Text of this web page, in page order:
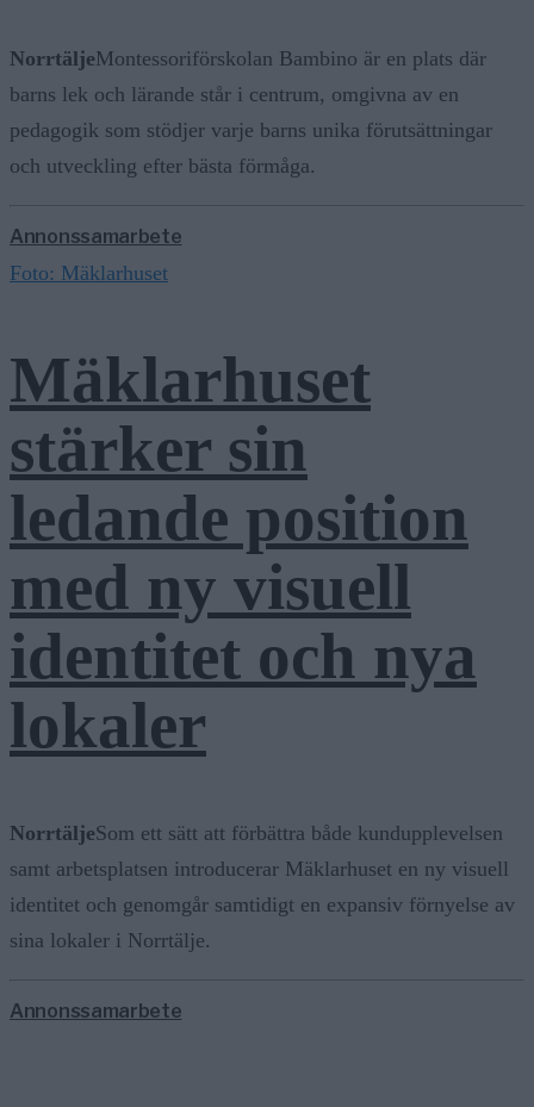
NorrtäljeMontessoriförskolan Bambino är en plats där
barns lek och lärande står i centrum, omgivna av en
pedagogik som stödjer varje barns unika förutsättningar
och utveckling efter bästa förmåga.
Annonssamarbete
Foto: Mäklarhuset
Mäklarhuset
stärker sin
ledande position
med ny visuell
identitet och nya
lokaler
NorrtäljeSom ett sätt att förbättra både kundupplevelsen
samt arbetsplatsen introducerar Mäklarhuset en ny visuell
identitet och genomgår samtidigt en expansiv förnyelse av
sina lokaler i Norrtälje.
Annonssamarbete